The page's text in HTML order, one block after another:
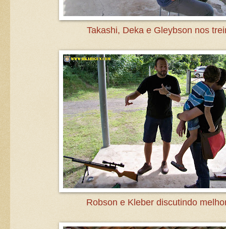
Takashi, Deka e Gleybson nos
Robson e Kleber discutindo